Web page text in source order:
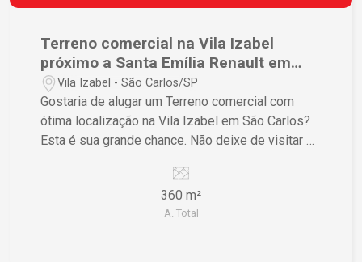
Terreno comercial na Vila Izabel
próximo a Santa Emília Renault em
São Carlos
Vila Izabel - São Carlos/SP
Gostaria de alugar um Terreno comercial com
ótima localização na Vila Izabel em São Carlos?
Esta é sua grande chance. Não deixe de visitar e
360 m²
A. Total